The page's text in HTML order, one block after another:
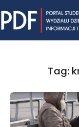
to
content
Tag: